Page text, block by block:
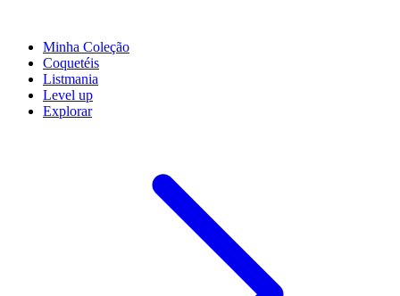
Minha Coleção
Coquetéis
Listmania
Level up
Explorar